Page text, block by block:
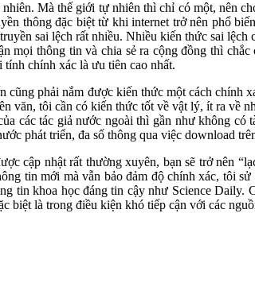
Mà thế giới tự nhiên thì chỉ có một, nên
thông đặc biệt từ khi internet trở nên phổ
sai lệch rất nhiều. Nhiều kiến thức sai
mọi thông tin và chia sẻ ra cộng đồng thì
chính xác là ưu tiên cao nhất.
phải nắm được kiến thức một cách chính
văn, tôi cần có kiến thức tốt về vật lý, ít ra
các tác giả nước ngoài thì gần như không
phát triển, đa số thông qua việc download
cập nhật rất thường xuyên, bạn sẽ trở nên
tin mới mà vẫn bảo đảm độ chính xác, tôi
tin khoa học đáng tin cậy như Science
biệt là trong điều kiện khó tiếp cận với các